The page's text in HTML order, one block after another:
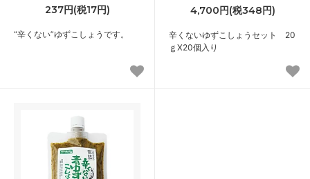
237円(税17円)
“辛くない”ゆずこしょうです。
4,700円(税348円)
辛くないゆずこしょうセット 20
ｇX20個入り